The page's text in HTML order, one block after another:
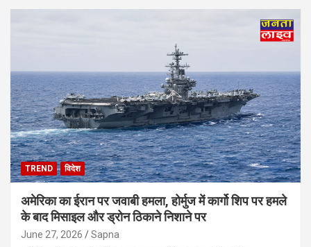
TREND विदेश
अमेरिका का ईरान पर जवाबी हमला, होर्मुज में कार्गो शिप पर हमले
के बाद मिसाइल और ड्रोन ठिकाने निशाने पर
June 27, 2026 Sapna